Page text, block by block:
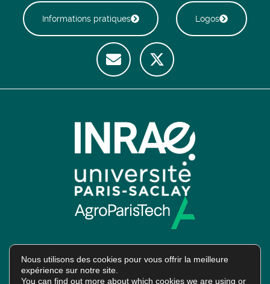
Informations pratiques Logos
Intranet
Nous utilisons des cookies pour vous offrir la meilleure
expérience sur notre site.
You can find out more about which cookies we are using or